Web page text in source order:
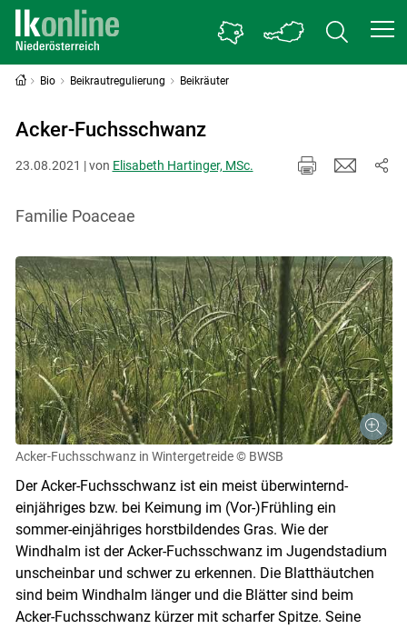
Bio Beikrautregulierung Beikräuter
Acker-Fuchsschwanz
23.08.2021 | von Elisabeth Hartinger, MSc.
Familie Poaceae
Acker-Fuchsschwanz in Wintergetreide © BWSB
Der Acker-Fuchsschwanz ist ein meist überwinternd-
einjähriges bzw. bei Keimung im (Vor-)Frühling ein
sommer-einjähriges horstbildendes Gras. Wie der
Windhalm ist der Acker-Fuchsschwanz im Jugendstadium
unscheinbar und schwer zu erkennen. Die Blatthäutchen
sind beim Windhalm länger und die Blätter sind beim
Acker-Fuchsschwanz kürzer mit scharfer Spitze. Seine